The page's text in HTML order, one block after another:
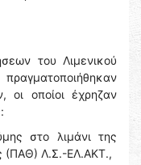
του Λιμενικού
οι οποίοι έχρηζαν
στο λιμάνι της
(ΠΑΘ) Λ.Σ.-ΕΛ.ΑΚΤ.,